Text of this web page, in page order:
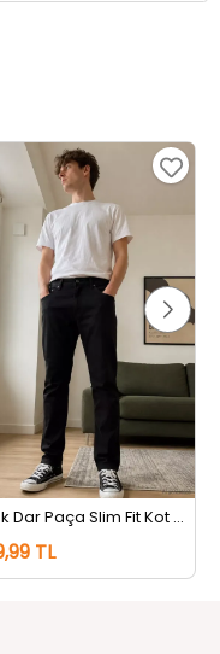
Erkek Dar Paça Slim Fit Kot Jeans Pantolon Siyah
TL